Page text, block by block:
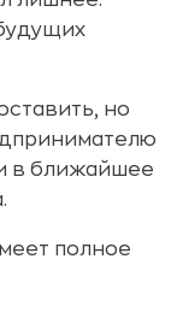
но
в ближайшее
полное